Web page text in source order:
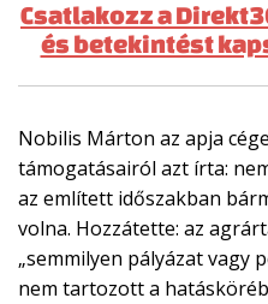
Csatlakozz a
és betekintést
Nobilis Márton az apja
támogatásairól azt írta:
az említett időszakban
volna. Hozzátette: az
„semmilyen pályázat vagy
nem tartozott a